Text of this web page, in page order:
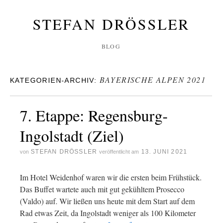
STEFAN DRÖSSLER
BLOG
KATEGORIEN-ARCHIV: BAYERISCHE ALPEN 2021
7. Etappe: Regensburg-
Ingolstadt (Ziel)
von STEFAN DRÖSSLER veröffentlicht am 13. JUNI 2021
Im Hotel Weidenhof waren wir die ersten beim Frühstück.
Das Buffet wartete auch mit gut gekühltem Prosecco
(Valdo) auf. Wir ließen uns heute mit dem Start auf dem
Rad etwas Zeit, da Ingolstadt weniger als 100 Kilometer